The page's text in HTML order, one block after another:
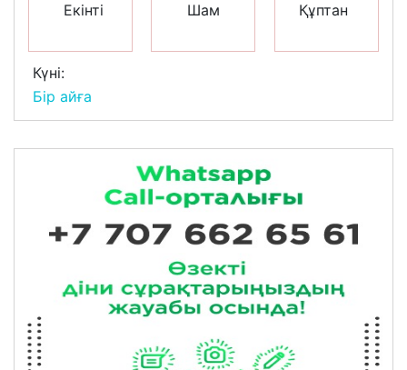
Екінті Шам Құптан
Күні:
Бір айға